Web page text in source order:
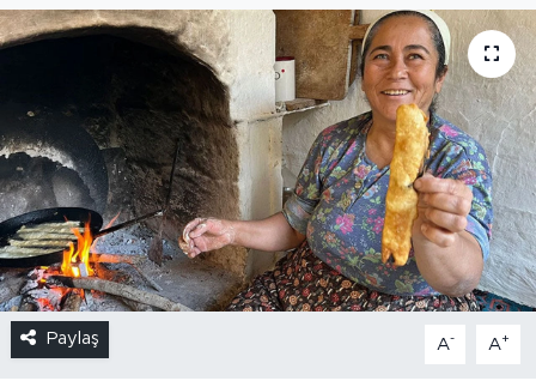
Paylaş A- A+